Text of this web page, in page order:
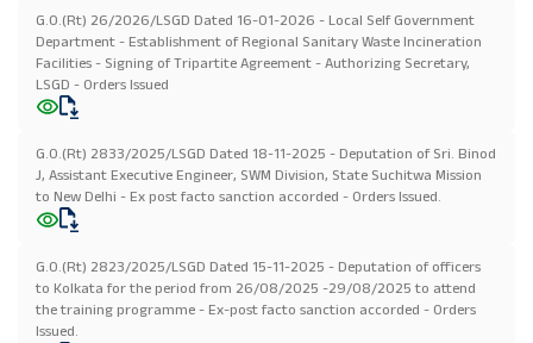
G.O.(Rt) 26/2026/LSGD Dated 16-01-2026 - Local Self Government
Department - Establishment of Regional Sanitary Waste Incineration
Facilities - Signing of Tripartite Agreement - Authorizing Secretary,
LSGD - Orders Issued
G.O.(Rt) 2833/2025/LSGD Dated 18-11-2025 - Deputation of Sri. Binod
J, Assistant Executive Engineer, SWM Division, State Suchitwa Mission
to New Delhi - Ex post facto sanction accorded - Orders Issued.
G.O.(Rt) 2823/2025/LSGD Dated 15-11-2025 - Deputation of officers
to Kolkata for the period from 26/08/2025 -29/08/2025 to attend
the training programme - Ex-post facto sanction accorded - Orders
Issued.